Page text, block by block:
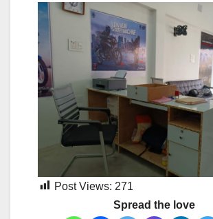
Post Views: 271
Spread the love